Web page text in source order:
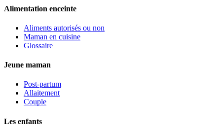
Alimentation enceinte
Aliments autorisés ou non
Maman en cuisine
Glossaire
Jeune maman
Post-partum
Allaitement
Couple
Les enfants